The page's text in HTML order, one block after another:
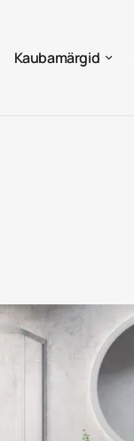
Kaubamärgid